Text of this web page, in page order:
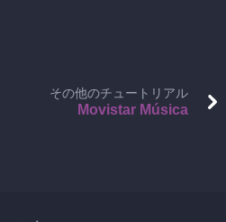
その他のチュートリアル
Movistar Música